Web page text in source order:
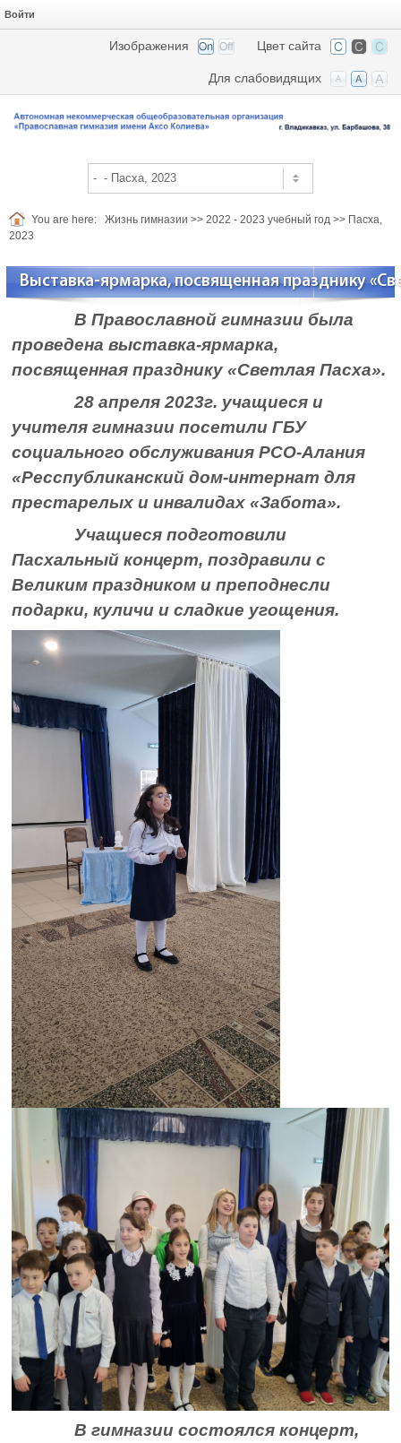
Войти
Цвет сайта
Изображения
Для слабовидящих
You are here: Жизнь гимназии >> 2022 - 2023 учебный год >> Пасха,
2023
Выставка-ярмарка, посвященная празднику
В Православной гимназии была
проведена выставка-ярмарка,
посвященная празднику «Светлая Пасха».
28 апреля 2023г. учащиеся и
учителя гимназии посетили ГБУ
социального обслуживания РСО-Алания
«Ресспубликанский дом-интернат для
престарелых и инвалидах «Забота».
Учащиеся подготовили
Пасхальный концерт, поздравили с
Великим праздником и преподнесли
подарки, куличи и сладкие угощения.
В гимназии состоялся концерт,